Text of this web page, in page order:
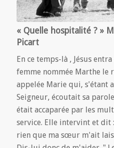
« Quelle hospitalité ? »
Picart
En ce temps-là , Jésus
femme nommée Marthe le
appelée Marie qui, s'étant
Seigneur, écoutait sa
était accaparée par les
service. Elle intervint et dit
rien que ma sœur m'ait